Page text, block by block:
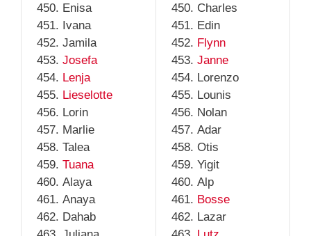
Enisa
Ivana
Jamila
Josefa
Lenja
Lieselotte
Lorin
Marlie
Talea
Tuana
Alaya
Anaya
Dahab
Charles
Edin
Flynn
Janne
Lorenzo
Lounis
Nolan
Adar
Otis
Yigit
Alp
Bosse
Lazar